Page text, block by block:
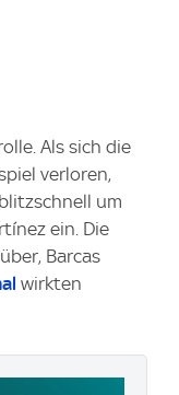
Als sich die
verloren,
um
ein. Die
Barcas
wirkten